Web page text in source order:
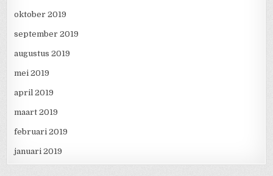
oktober 2019
september 2019
augustus 2019
mei 2019
april 2019
maart 2019
februari 2019
januari 2019